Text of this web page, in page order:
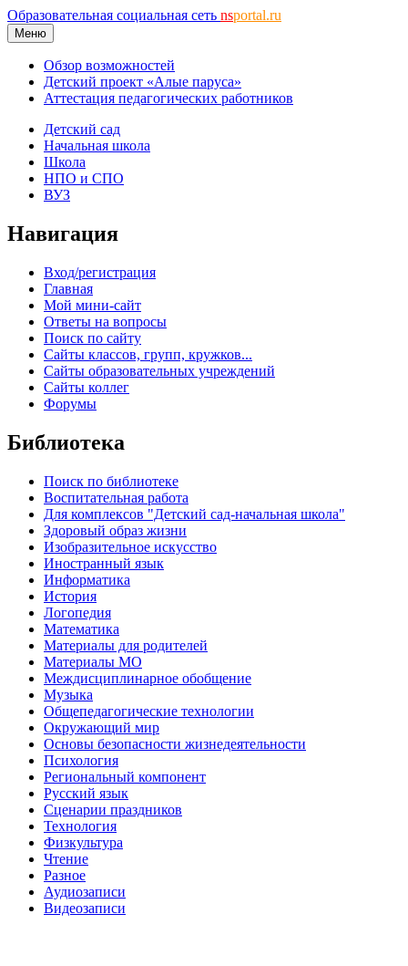
Образовательная социальная сеть nsportal.ru
Меню
Обзор возможностей
Детский проект «Алые паруса»
Аттестация педагогических работников
Детский сад
Начальная школа
Школа
НПО и СПО
ВУЗ
Навигация
Вход/регистрация
Главная
Мой мини-сайт
Ответы на вопросы
Поиск по сайту
Сайты классов, групп, кружков...
Сайты образовательных учреждений
Сайты коллег
Форумы
Библиотека
Поиск по библиотеке
Воспитательная работа
Для комплексов "Детский сад-начальная школа"
Здоровый образ жизни
Изобразительное искусство
Иностранный язык
Информатика
История
Логопедия
Математика
Материалы для родителей
Материалы МО
Междисциплинарное обобщение
Музыка
Общепедагогические технологии
Окружающий мир
Основы безопасности жизнедеятельности
Психология
Региональный компонент
Русский язык
Сценарии праздников
Технология
Физкультура
Чтение
Разное
Аудиозаписи
Видеозаписи